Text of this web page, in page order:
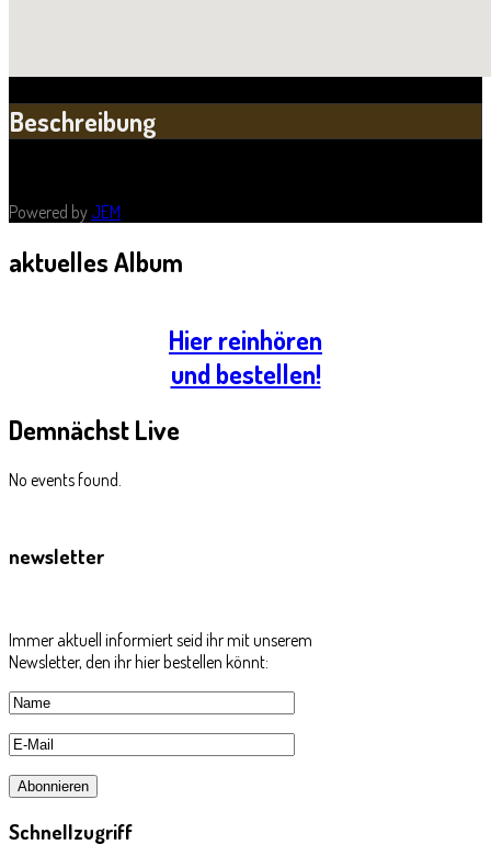
Beschreibung
Powered by JEM
aktuellesAlbum
Hier reinhören
und bestellen!
DemnächstLive
No events found.
newsletter
Immer aktuell informiert seid ihr mit unserem
Newsletter, den ihr hier bestellen könnt:
Schnellzugriff